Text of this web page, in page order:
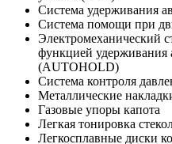
Система удерживания
Система помощи при
Электромеханический
функцией удерживания
(AUTOHOLD)
Система контроля
Металлические
Газовые упоры капота
Легкая тонировка
Легкосплавные диски